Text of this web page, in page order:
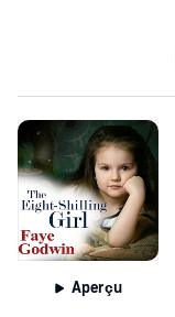
Aperçu